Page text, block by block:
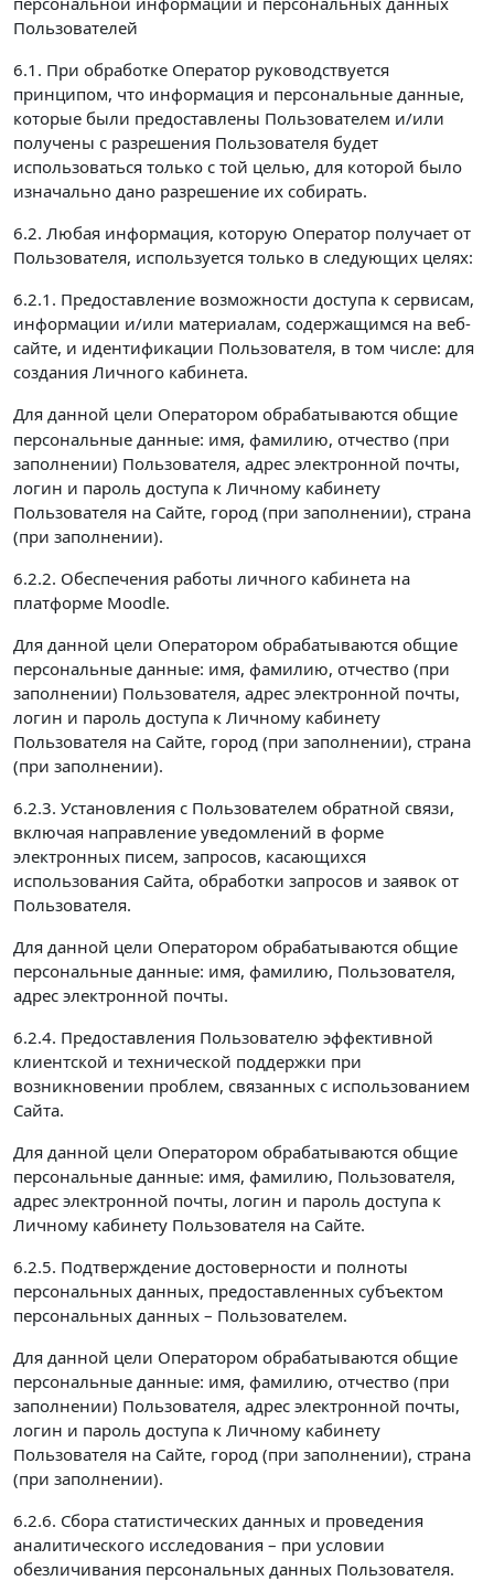
Пользователей
6.1. При обработке Оператор руководствуется
принципом, что информация и персональные данные,
которые были предоставлены Пользователем и/или
получены с разрешения Пользователя будет
использоваться только с той целью, для которой было
изначально дано разрешение их собирать.
6.2. Любая информация, которую Оператор получает от
Пользователя, используется только в следующих целях:
6.2.1. Предоставление возможности доступа к сервисам,
информации и/или материалам, содержащимся на веб-
сайте, и идентификации Пользователя, в том числе: для
создания Личного кабинета.
Для данной цели Оператором обрабатываются общие
персональные данные: имя, фамилию, отчество (при
заполнении) Пользователя, адрес электронной почты,
логин и пароль доступа к Личному кабинету
Пользователя на Сайте, город (при заполнении), страна
(при заполнении).
6.2.2. Обеспечения работы личного кабинета на
платформе Moodle.
Для данной цели Оператором обрабатываются общие
персональные данные: имя, фамилию, отчество (при
заполнении) Пользователя, адрес электронной почты,
логин и пароль доступа к Личному кабинету
Пользователя на Сайте, город (при заполнении), страна
(при заполнении).
6.2.3. Установления с Пользователем обратной связи,
включая направление уведомлений в форме
электронных писем, запросов, касающихся
использования Сайта, обработки запросов и заявок от
Пользователя.
Для данной цели Оператором обрабатываются общие
персональные данные: имя, фамилию, Пользователя,
адрес электронной почты.
6.2.4. Предоставления Пользователю эффективной
клиентской и технической поддержки при
возникновении проблем, связанных с использованием
Сайта.
Для данной цели Оператором обрабатываются общие
персональные данные: имя, фамилию, Пользователя,
адрес электронной почты, логин и пароль доступа к
Личному кабинету Пользователя на Сайте.
6.2.5. Подтверждение достоверности и полноты
персональных данных, предоставленных субъектом
персональных данных – Пользователем.
Для данной цели Оператором обрабатываются общие
персональные данные: имя, фамилию, отчество (при
заполнении) Пользователя, адрес электронной почты,
логин и пароль доступа к Личному кабинету
Пользователя на Сайте, город (при заполнении), страна
(при заполнении).
6.2.6. Сбора статистических данных и проведения
аналитического исследования – при условии
обезличивания персональных данных Пользователя.